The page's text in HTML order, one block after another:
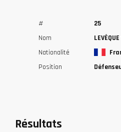
#
25
Nom
Nationalité
Position
Résultats